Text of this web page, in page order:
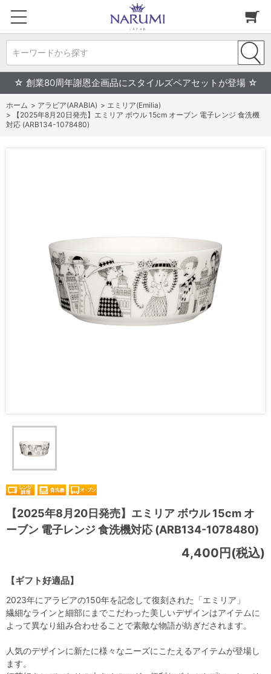
キーワードから探す
☆ 創業80周年謝恩企画品にスタイルズペアセットが登場 ☆
ホーム > アラビア(ARABIA) > エミリア(Emilia)
>
【2025年8月20日発売】エミリア ボウル 15cm オーブン 電子レンジ 食洗機
対応 (ARB134-1078480)
【2025年8月20日発売】エミリア ボウル 15cm オ
ーブン 電子レンジ 食洗機対応 (ARB134-1078480)
【ギフト好適品】
4,400円(税込)
2023年にアラビアの150年を記念して復刻された「エミリア」
繊細なラインと細部にまでこだわった美しいデザインはアイテムに
よって異なり組み合わせることで素敵な物語が紡ぎだされます。
人気のデザインに新たに様々なニーズにこたえるアイテムが登場し
ます。